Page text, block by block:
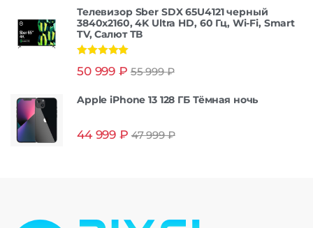
Телевизор Sber SDX 65U4121 черный
3840x2160, 4K Ultra HD, 60 Гц, Wi-Fi, Smart
TV, Салют ТВ
из 5
50 999 ₽ 55 999₽
Apple iPhone 13 128 ГБ Тёмная ночь
44 999 ₽ 47 999₽